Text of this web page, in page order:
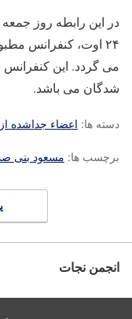
۲۴ اوت، کنفرانس
می گردد. این
شدگان می باشد.
دسته ها: اعضاء جداشده
برچسب ها: مسعود بنی
انجمن نجات